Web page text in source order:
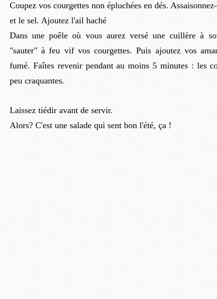
Coupez vos courgettes non épluchées en dés.
et le sel. Ajoutez l'ail haché
Dans une poêle où vous aurez versé une cuillère à
"sauter" à feu vif vos courgettes. Puis ajoutez vos
fumé. Faîtes revenir pendant au moins 5 minutes : les
peu craquantes.
Laissez tiédir avant de servir.
Alors? C'est une salade qui sent bon l'été, ça !